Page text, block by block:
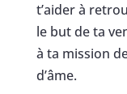
t’aider à
le but de ta
à ta mission
d’âme.